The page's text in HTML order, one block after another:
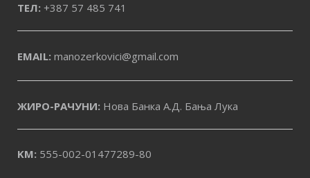
ТЕЛ: +387 57 485 741
EMAIL: manozerkovici@gmail.com
ЖИРО-РАЧУНИ: Нова Банка А.Д. Бања Лука
KM: 555-002-01477289-80